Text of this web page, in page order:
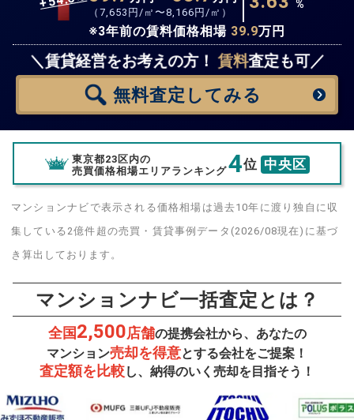
（ 7,653 円/㎡〜8,166 円/㎡）
%
※3年前の賃料価格相場 39.9万円
＼賃貸経営をお考えの方！ 賃料査定も可／
無料査定 してみる
無料査定スタート！
東京都23区内の
売買価格相場エリアランキング4位 中央区
マンションナビで表示される価格相場は過去10年に渡り独自に収
集している2億件超の売買・賃貸事例データ(2026/08現在)に基づ
き算出しております。
マンションナビ一括査定とは？
全国2,500店舗の提携会社から、あなたの
マンション売却を得意とする会社をご提案！
査定額を比較し、納得のいく売却を目指そう！